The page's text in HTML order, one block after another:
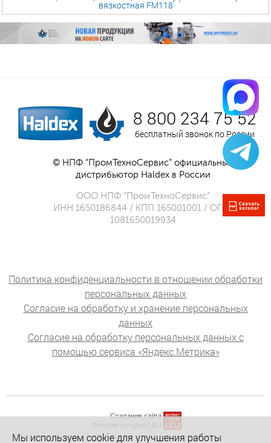
вязкостная FM118
8 800 234 75 52
бесплатный звонок по России
© НПФ “ПромТехноСервис” официальный
дистрибьютор Haldex в России
ООО НПФ “ПромТехноСервис”
ИНН 1650186844 / КПП 165001001 / ОГРН
1081650019934
Политика конфиденциальности в отношении обработки
персональных данных
Согласие на обработку и хранение персональных
данных
Согласие на обработку персональных данных с
помощью сервиса «Яндекс.Метрика»
Создание сайта
Интернет-студия LELI
Мы используем cookie для улучшения работы